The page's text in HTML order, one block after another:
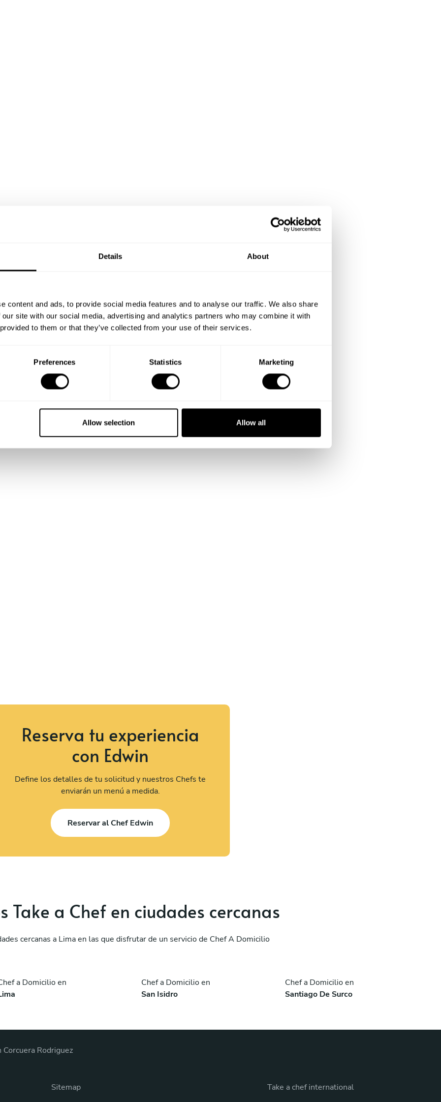
Details About
content and ads, to provide social media features and to analyse our traffic. We also share
site with our social media, advertising and analytics partners who may combine it with
to them or that they’ve collected from your use of their services.
Preferences Statistics Marketing
Allow selection Allow all
Reserva tu experiencia
con Edwin
Define los detalles de tu solicitud y nuestros Chefs te
enviarán un menú a medida.
Reservar al Chef Edwin
Take a Chef en ciudades cercanas
cercanas a Lima en las que disfrutar de un servicio de Chef A Domicilio
a Domicilio en
Chef a Domicilio en
San Isidro
Chef a Domicilio en
Santiago De Surco
Corcuera Rodriguez
Sitemap Take a chef international